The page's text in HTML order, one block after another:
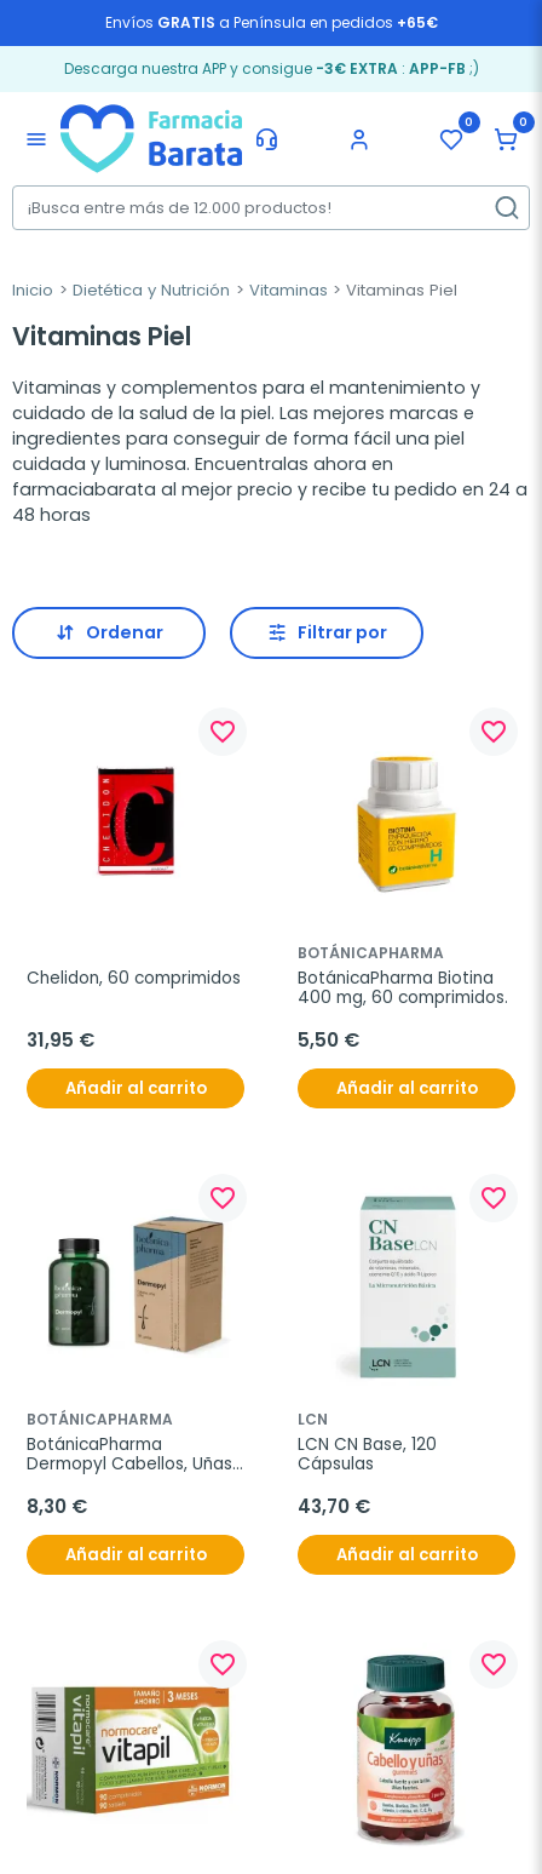
Envíos GRATIS a Península en pedidos +65€
Descarga nuestra APP y consigue -3€ EXTRA: APP-FB ;)
menu
0 0
Inicio Dietética y Nutrición Vitaminas Vitaminas Piel
Vitaminas Piel
Vitaminas y complementos para el mantenimiento y
cuidado de la salud de la piel. Las mejores marcas e
ingredientes para conseguir de forma fácil una piel
cuidada y luminosa. Encuentralas ahora en
farmaciabarata al mejor precio y recibe tu pedido en 24 a
48 horas
Ordenar Filtrar por
favorite_border
Chelidon, 60 comprimidos
31,95 €
Añadir al carrito
favorite_border
BOTÁNICAPHARMA
BotánicaPharma Biotina
400 mg, 60 comprimidos.
5,50 €
Añadir al carrito
favorite_border
BOTÁNICAPHARMA
BotánicaPharma
Dermopyl Cabellos, Uñas
8,30 €
Añadir al carrito
favorite_border
LCN
LCN CN Base, 120
Cápsulas
43,70 €
Añadir al carrito
favorite_border favorite_border